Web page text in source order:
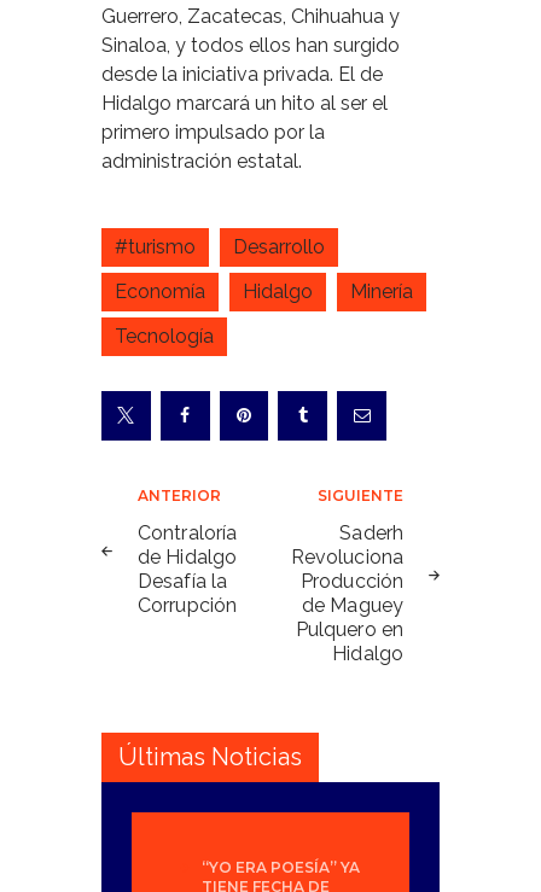
Guerrero, Zacatecas, Chihuahua y
Sinaloa, y todos ellos han surgido
desde la iniciativa privada. El de
Hidalgo marcará un hito al ser el
primero impulsado por la
administración estatal.
#turismo
Desarrollo
Economía
Hidalgo
Minería
Tecnología
Navegación
de
entradas
ANTERIOR
Contraloría
de Hidalgo
Desafía la
Corrupción
SIGUIENTE
Saderh
Revoluciona
Producción
de Maguey
Pulquero en
Hidalgo
Últimas Noticias
“YO ERA POESÍA” YA
TIENE FECHA DE